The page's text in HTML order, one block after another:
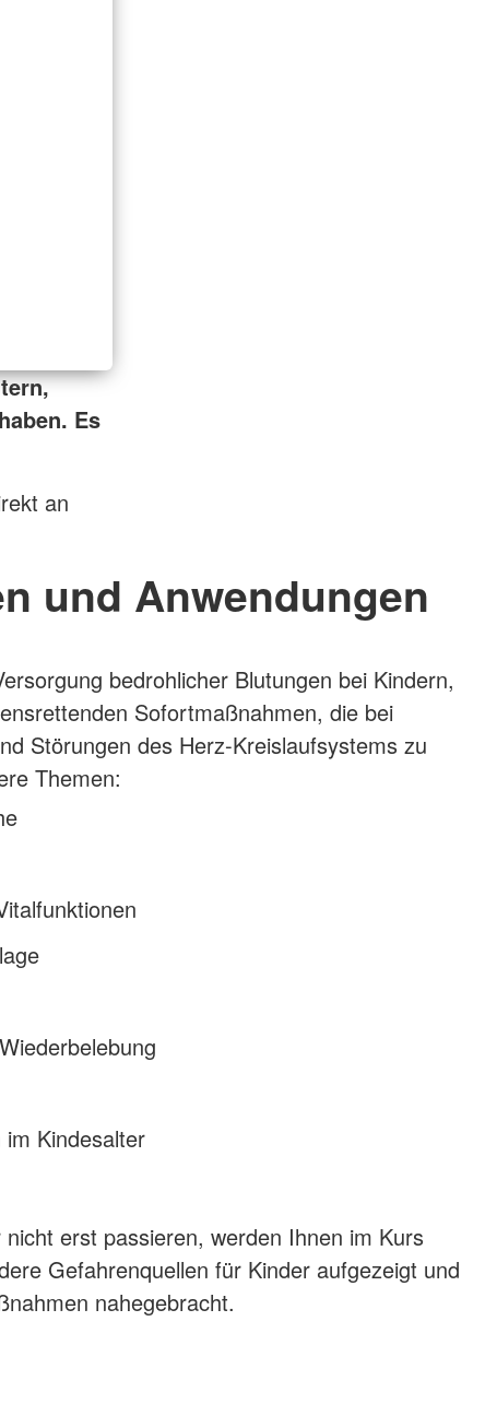
Es
an
und Anwendungen
bedrohlicher Blutungen bei Kindern,
Sofortmaßnahmen, die bei
Störungen des Herz-Kreislaufsystems zu
Themen:
Kindesalter
erst passieren, werden Ihnen im Kurs
Gefahrenquellen für Kinder aufgezeigt und
nahegebracht.